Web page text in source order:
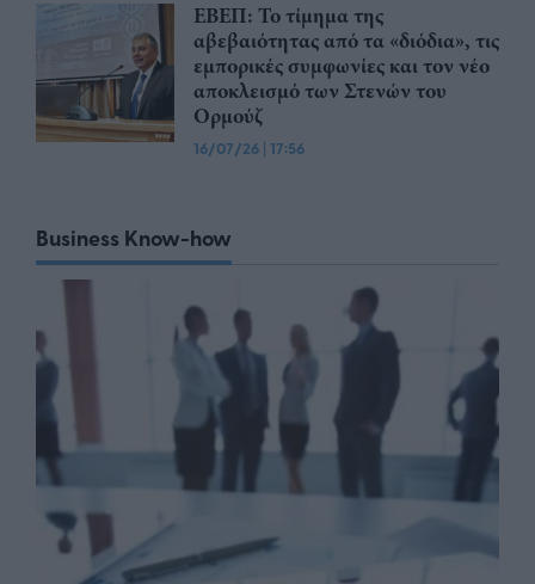
ΕΒΕΠ: Το τίμημα της
αβεβαιότητας από τα «διόδια», τις
εμπορικές συμφωνίες και τον νέο
αποκλεισμό των Στενών του
Ορμούζ
16/07/26 | 17:56
Business Know-how